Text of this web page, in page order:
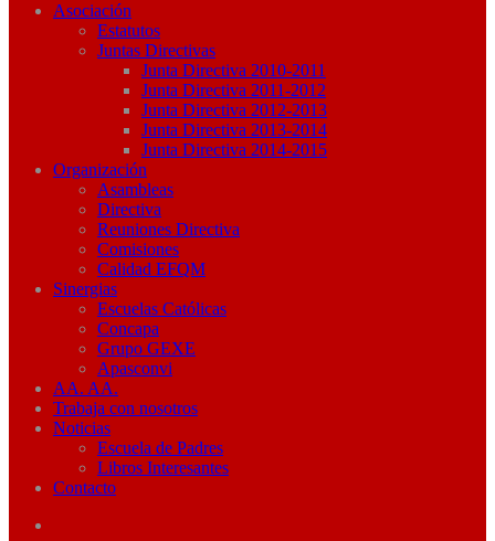
Asociación
Estatutos
Juntas Directivas
Junta Directiva 2010-2011
Junta Directiva 2011-2012
Junta Directiva 2012-2013
Junta Directiva 2013-2014
Junta Directiva 2014-2015
Organización
Asambleas
Directiva
Reuniones Directiva
Comisiones
Calidad EFQM
Sinergias
Escuelas Católicas
Concapa
Grupo GEXE
Apasconvi
AA. AA.
Trabaja con nosotros
Noticias
Escuela de Padres
Libros Interesantes
Contacto